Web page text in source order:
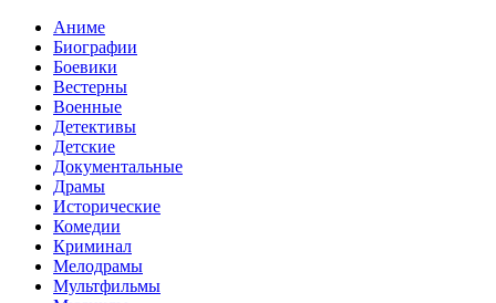
Аниме
Биографии
Боевики
Вестерны
Военные
Детективы
Детские
Документальные
Драмы
Исторические
Комедии
Криминал
Мелодрамы
Мультфильмы